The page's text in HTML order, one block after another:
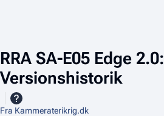
RRA SA-E05 Edge 2.0:
Versionshistorik
Fra Kammeraterikrig.dk